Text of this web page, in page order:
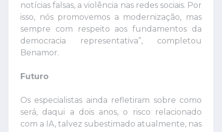
notícias falsas, a violência nas redes sociais. Por
isso, nós promovemos a modernização, mas
sempre com respeito aos fundamentos da
democracia representativa”, completou
Benamor.
Futuro
Os especialistas ainda refletiram sobre como
será, daqui a dois anos, o risco relacionado
com a IA, talvez subestimado atualmente, nas